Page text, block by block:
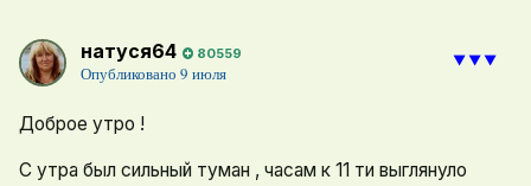
натуся64 80559
Опубликовано 9 июля
⯆⯆⯆
Доброе утро !
С утра был сильный туман , часам к 11 ти выглянуло